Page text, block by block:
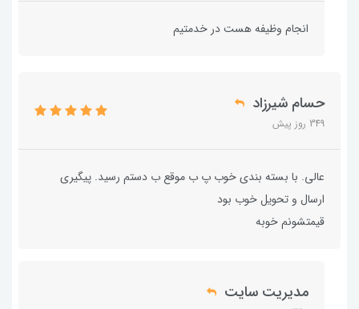
انجام وظیفه هست در خدمتیم
حسام شیرزاد
349 روز پیش
عالی. با بسته بندی خوب پ ب موقع ب دستم رسید. پیگیری
ارسال و تحویل خوب بود
قیمتشونم خوبه
مدیریت سایت